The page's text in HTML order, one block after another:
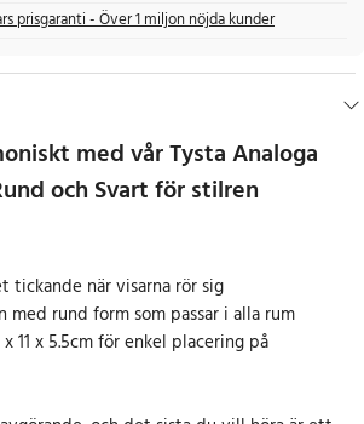
prisgaranti - Över 1 miljon nöjda kunder
med vår Tysta Analoga
och Svart för stilren
tickande när visarna rör sig
med rund form som passar i alla rum
11 x 5.5cm för enkel placering på